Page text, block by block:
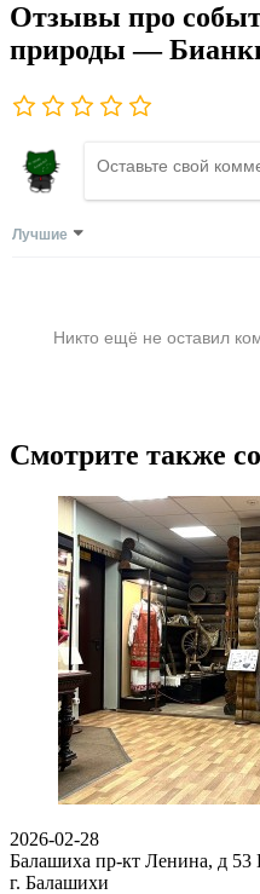
Отзывы про
природы —
Лучшие
Никто ещё не оставил
Смотрите также
2026-02-28
Балашиха пр-кт Ленина, д 53
г. Балашихи